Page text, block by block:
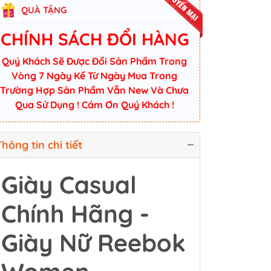
QUÀ TẶNG
CHÍNH SÁCH ĐỔI HÀNG
Quý Khách Sẽ Được Đổi Sản Phẩm Trong
Vòng 7 Ngày Kể Từ Ngày Mua Trong
Trường Hợp Sản Phẩm Vẫn New Và Chưa
Qua Sử Dụng ! Cám Ơn Quý Khách !
tin chi tiết
Giày Casual
Chính Hãng -
Giày Nữ Reebok